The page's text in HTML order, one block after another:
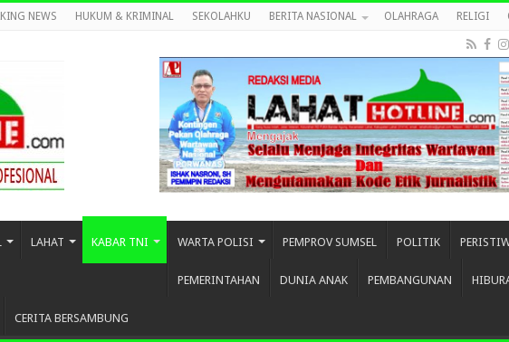
NEWS HUKUM & KRIMINAL SEKOLAHKU BERITA NASIONAL OLAHRAGA RELIGI
LAHAT KABAR TNI WARTA POLISI PEMPROV SUMSEL POLITIK
PEMERINTAHAN DUNIA ANAK PEMBANGUNAN
CERITA BERSAMBUNG